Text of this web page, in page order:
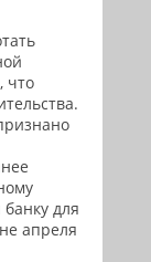
что
для
апреля